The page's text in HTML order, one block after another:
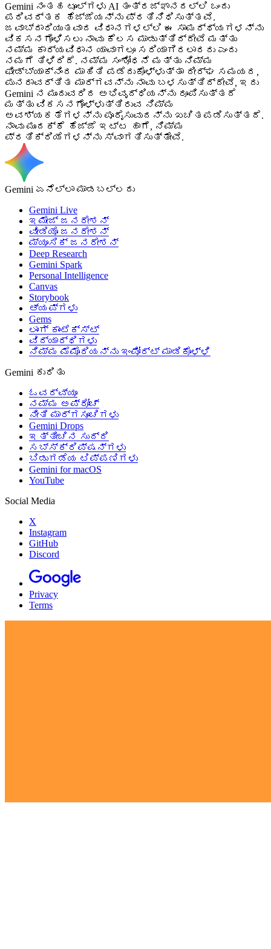
Gemini ನಂತಹ ಟೂಲ್‌ಗಳು AI ತಂತ್ರಜ್ಞಾನದಲ್ಲಿ ಒಂದು
ಪರಿವರ್ತಕ ಹೆಜ್ಜೆಯನ್ನು ಪ್ರತಿನಿಧಿಸುತ್ತವೆ.
ಜವಾಬ್ದಾರಿಯುತವಾದ ವಿಧಾನಗಳಲ್ಲಿ ಈ ಸಾಮರ್ಥ್ಯಗಳನ್ನು
ವಿಕಸನಗೊಳಿಸಲು ನಾವು ಕೆಲಸ ಮಾಡುತ್ತಿದ್ದೇವೆ ಮತ್ತು
ನಮ್ಮ ಕಾರ್ಯವಿಧಾನ ಯಾವಾಗಲೂ ಸರಿಯಾಗಿರಲಾರದು ಎಂದು
ನಮಗೆ ತಿಳಿದಿದೆ. ನಮ್ಮ ಸಂಶೋಧನೆ ಮತ್ತು ನಿಮ್ಮ
ಫೀಡ್‌ಬ್ಯಾಕ್‌ನಿಂದ ಮಾಹಿತಿ ಪಡೆದುಕೊಳ್ಳುತ್ತಾ ದೀರ್ಘ ಸಮಯದ,
ಪುನರಾವರ್ತಿತ ಮಾರ್ಗವನ್ನು ನಾವು ಬಳಸುತ್ತಿದ್ದೇವೆ, ಇದು
Gemini ನ ಮುಂದುವರಿದ ಅಭಿವೃದ್ಧಿಯನ್ನು ರೂಪಿಸುತ್ತದೆ
ಮತ್ತು ವಿಕಸನಗೊಳ್ಳುತ್ತಿರುವ ನಿಮ್ಮ
ಅವಶ್ಯಕತೆಗಳನ್ನು ಪೂರೈಸುವುದನ್ನು ಖಚಿತಪಡಿಸುತ್ತದೆ.
ನಾವು ಮುಂದಕ್ಕೆ ಹೆಜ್ಜೆ ಇಟ್ಟ ಹಾಗೆ, ನಿಮ್ಮ
ಪ್ರತಿಕ್ರಿಯೆಗಳನ್ನು ಸ್ವಾಗತಿಸುತ್ತೇವೆ.
Gemini ಏನೆಲ್ಲಾ ಮಾಡಬಲ್ಲದು
Gemini Live
ಇಮೇಜ್ ಜನರೇಶನ್
ವೀಡಿಯೊ ಜನರೇಶನ್
ಮ್ಯೂಸಿಕ್ ಜನರೇಶನ್
Deep Research
Gemini Spark
Personal Intelligence
Canvas
Storybook
ಆ್ಯಪ್‌ಗಳು
Gems
ಲಾಂಗ್ ಕಾಂಟೆಕ್ಸ್ಟ್
ವಿದ್ಯಾರ್ಥಿಗಳು
ನಿಮ್ಮ ಮೆಮೊರಿಯನ್ನು ಇಂಪೋರ್ಟ್ ಮಾಡಿಕೊಳ್ಳಿ
Gemini ಕುರಿತು
ಓವರ್‌ವ್ಯೂ
ನಮ್ಮ ಅಪ್ರೋಚ್
ನೀತಿ ಮಾರ್ಗಸೂಚಿಗಳು
Gemini Drops
ಇತ್ತೀಚಿನ ಸುದ್ದಿ
ಸಬ್‌ಸ್ಕ್ರಿಪ್ಷನ್‌ಗಳು
ಬಿಡುಗಡೆಯ ಟಿಪ್ಪಣಿಗಳು
Gemini for macOS
YouTube
Social Media
X
Instagram
GitHub
Discord
Privacy
Terms